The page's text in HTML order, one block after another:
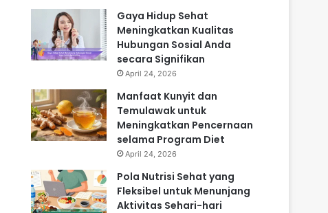
Gaya Hidup Sehat
Meningkatkan Kualitas
Hubungan Sosial Anda
secara Signifikan
April 24, 2026
Manfaat Kunyit dan
Temulawak untuk
Meningkatkan Pencernaan
selama Program Diet
April 24, 2026
Pola Nutrisi Sehat yang
Fleksibel untuk Menunjang
Aktivitas Sehari-hari